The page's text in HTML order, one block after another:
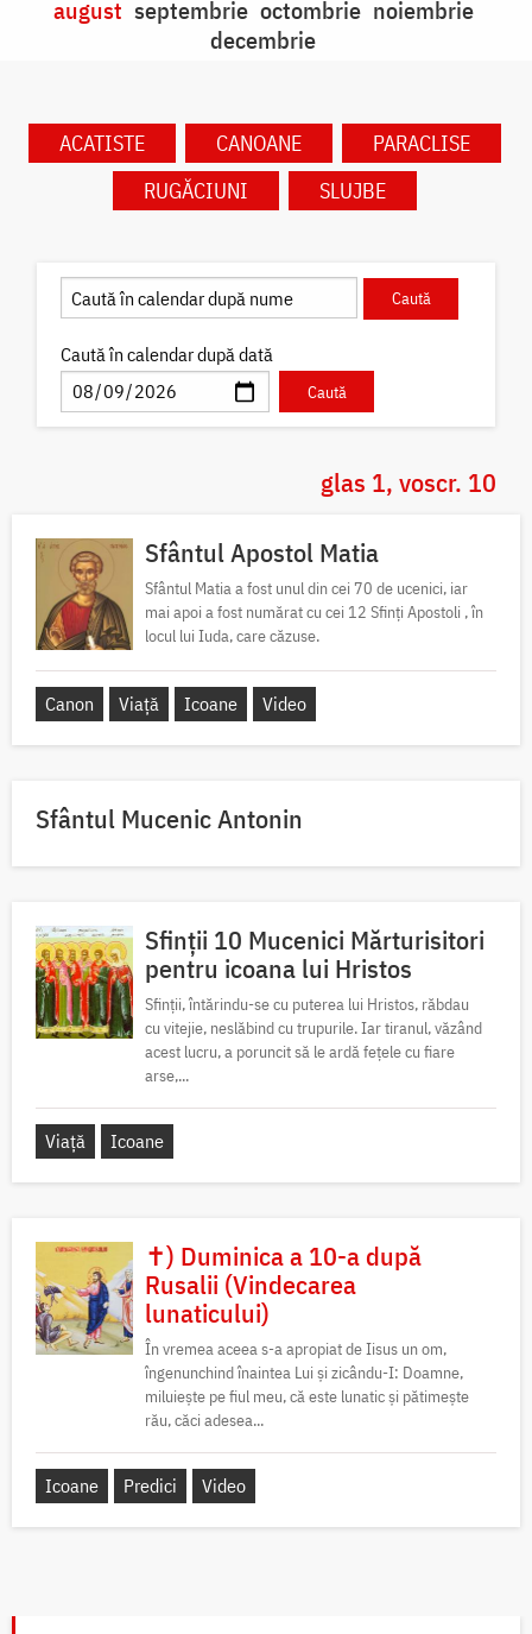
august septembrie octombrie noiembrie
decembrie
ACATISTE CANOANE
PARACLISE
RUGĂCIUNI
SLUJBE
Caută în calendar după dată
glas 1, voscr. 10
Sfântul Apostol Matia
Sfântul Matia a fost unul din cei 70 de ucenici, iar
mai apoi a fost numărat cu cei 12 Sfinți Apostoli , în
locul lui Iuda, care căzuse.
Canon Viață Icoane Video
Sfântul Mucenic Antonin
Sfinții 10 Mucenici Mărturisitori
pentru icoana lui Hristos
Sfinții, întărindu-se cu puterea lui Hristos, răbdau
cu vitejie, neslăbind cu trupurile. Iar tiranul, văzând
acest lucru, a poruncit să le ardă fețele cu fiare
arse,...
Viață Icoane
✝) Duminica a 10-a după
Rusalii (Vindecarea
lunaticului)
În vremea aceea s-a apropiat de Iisus un om,
îngenunchind înaintea Lui și zicându-I: Doamne,
miluiește pe fiul meu, că este lunatic și pătimește
rău, căci adesea...
Icoane Predici Video